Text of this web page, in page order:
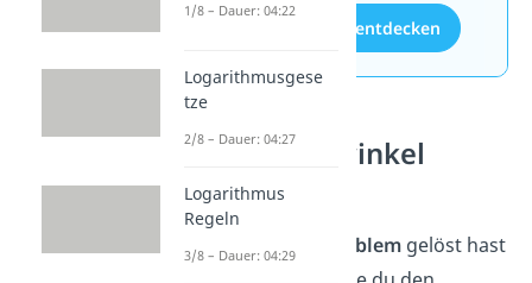
Aufgaben entdecken
Steigungswinkel
Nachdem du das
Schnittwinkelproblem gelöst hast
1/8 – Dauer: 04:22
Logarithmusgese
tze
2/8 – Dauer: 04:27
Logarithmus
Regeln
3/8 – Dauer: 04:29